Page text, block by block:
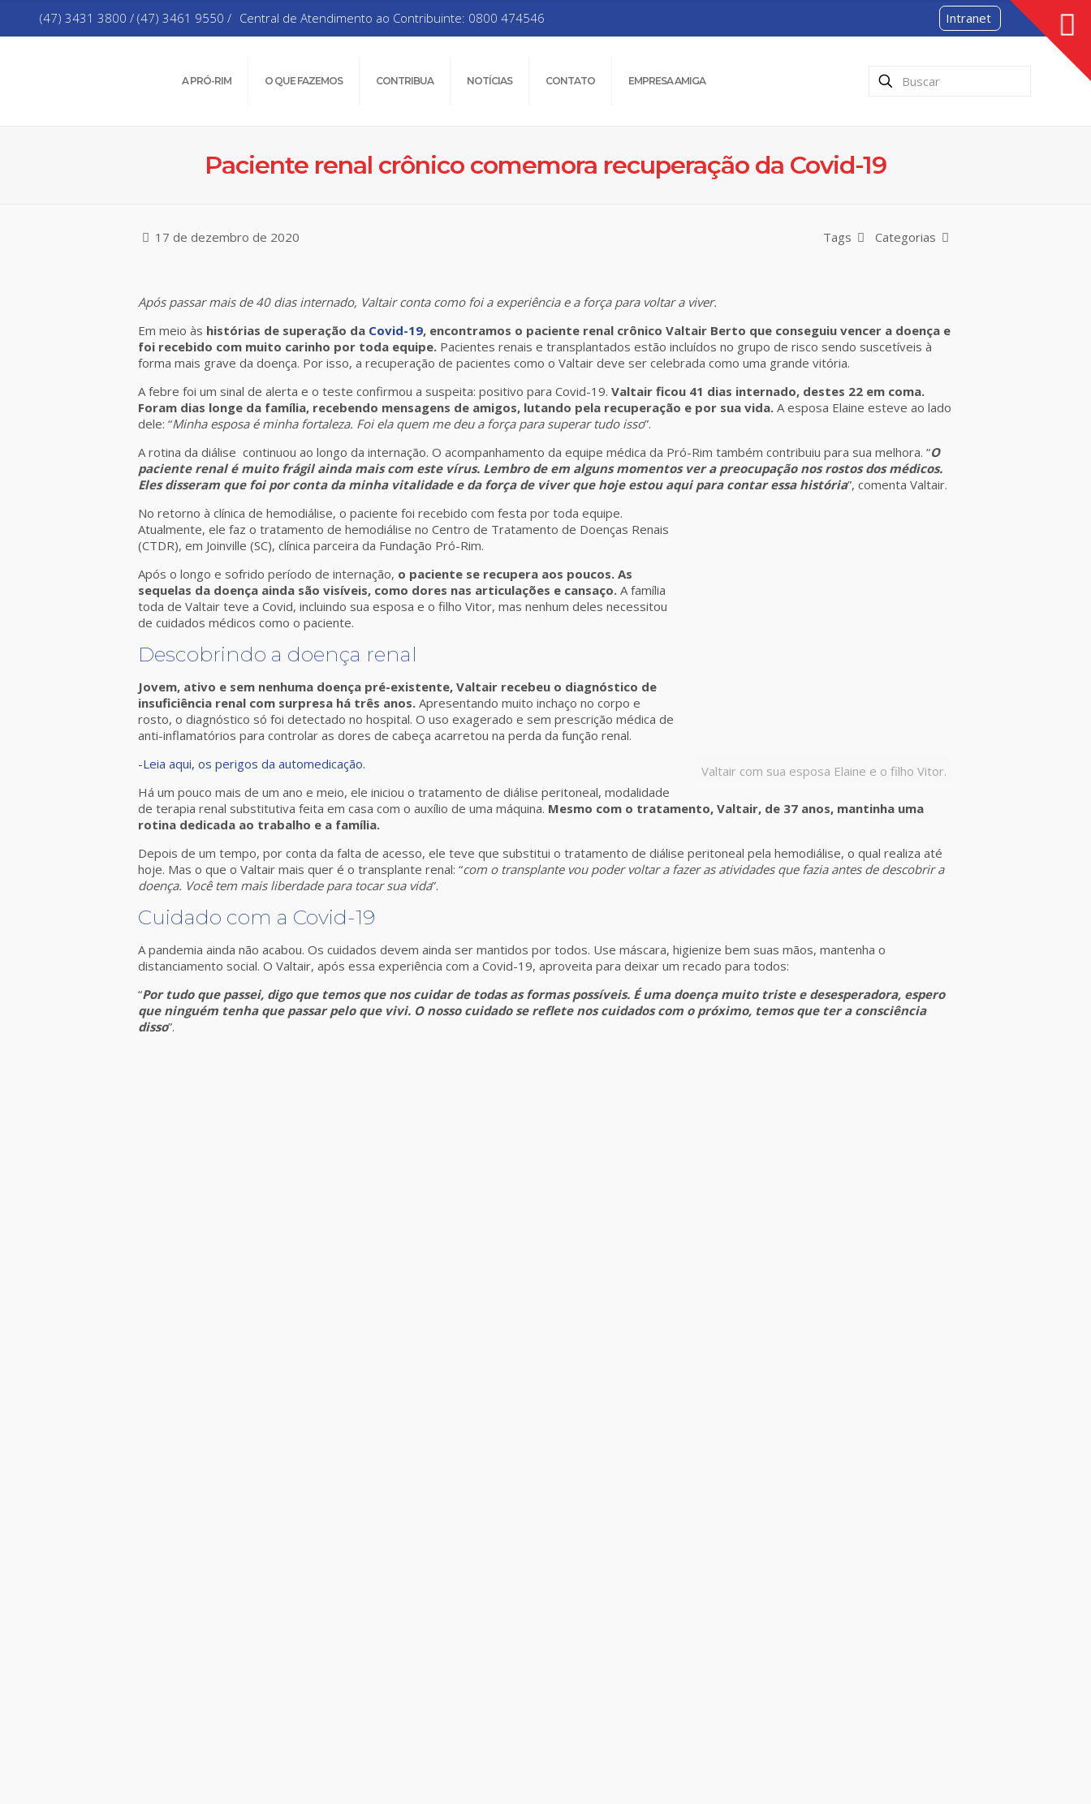
(47) 3431 3800 / (47) 3461 9550 / Central de Atendimento ao Contribuinte: 0800 474546 Intranet
A PRÓ-RIM O QUE FAZEMOS CONTRIBUA NOTÍCIAS CONTATO EMPRESA AMIGA
Paciente renal crônico comemora recuperação da Covid-19
17 de dezembro de 2020 Categorias
Tags
Após passar mais de 40 dias internado, Valtair conta como foi a experiência e a força para voltar a viver.
Em meio às histórias de superação da Covid-19, encontramos o paciente renal crônico Valtair Berto que conseguiu vencer a doença e
foi recebido com muito carinho por toda equipe. Pacientes renais e transplantados estão incluídos no grupo de risco sendo suscetíveis à
forma mais grave da doença. Por isso, a recuperação de pacientes como o Valtair deve ser celebrada como uma grande vitória.
A febre foi um sinal de alerta e o teste confirmou a suspeita: positivo para Covid-19.Valtair ficou 41 dias internado, destes 22 em coma.
Foram dias longe da família, recebendo mensagens de amigos, lutando pela recuperação e por sua vida. A esposa Elaine esteve ao lado
dele: “Minha esposa é minha fortaleza. Foi ela quem me deu a força para superar tudo isso”.
A rotina da diálise continuou ao longo da internação. O acompanhamento da equipe médica da Pró-Rim também contribuiu para sua melhora. “O
paciente renal é muito frágil ainda mais com este vírus. Lembro de em alguns momentos ver a preocupação nos rostos dos médicos.
Eles disseram que foi por conta da minha vitalidade e da força de viver que hoje estou aqui para contar essa história”, comenta Valtair.
Valtair com sua esposa Elaine e o filho Vitor.
No retorno à clínica de hemodiálise, o paciente foi recebido com festa por toda equipe.
Atualmente, ele faz o tratamento de hemodiálise no Centro de Tratamento de Doenças Renais
(CTDR), em Joinville (SC), clínica parceira da Fundação Pró-Rim.
Após o longo e sofrido período de internação, o paciente se recupera aos poucos. As
sequelas da doença ainda são visíveis, como dores nas articulações e cansaço. A família
toda de Valtair teve a Covid, incluindo sua esposa e o filho Vitor, mas nenhum deles necessitou
de cuidados médicos como o paciente.
Descobrindo a doença renal
Jovem, ativo e sem nenhuma doença pré-existente, Valtair recebeu o diagnóstico de
insuficiência renal com surpresa há três anos. Apresentando muito inchaço no corpo e
rosto, o diagnóstico só foi detectado no hospital. O uso exagerado e sem prescrição médica de
anti-inflamatórios para controlar as dores de cabeça acarretou na perda da função renal.
-Leia aqui, os perigos da automedicação.
Há um pouco mais de um ano e meio, ele iniciou o tratamento de diálise peritoneal, modalidade
de terapia renal substitutiva feita em casa com o auxílio de uma máquina. Mesmo com o tratamento, Valtair, de 37 anos, mantinha uma
rotina dedicada ao trabalho e a família.
Depois de um tempo, por conta da falta de acesso, ele teve que substitui o tratamento de diálise peritoneal pela hemodiálise, o qual realiza até
hoje. Mas o que o Valtair mais quer é o transplante renal: “com o transplante vou poder voltar a fazer as atividades que fazia antes de descobrir a
doença. Você tem mais liberdade para tocar sua vida”.
Cuidado com a Covid-19
A pandemia ainda não acabou. Os cuidados devem ainda ser mantidos por todos. Use máscara, higienize bem suas mãos, mantenha o
distanciamento social. O Valtair, após essa experiência com a Covid-19, aproveita para deixar um recado para todos:
“Por tudo que passei, digo que temos que nos cuidar de todas as formas possíveis. É uma doença muito triste e desesperadora, espero
que ninguém tenha que passar pelo que vivi. O nosso cuidado se reflete nos cuidados com o próximo, temos que ter a consciência
disso”.